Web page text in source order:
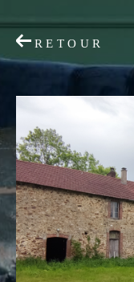
RETOUR
Acheter
Type
de
bien
Type de bien
Ville
Budget
Budget